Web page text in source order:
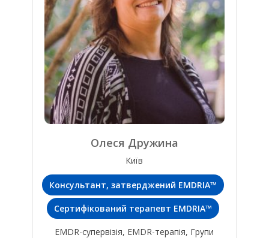
Олеся Дружина
Київ
Консультант, затверджений EMDRIA™
Сертифікований терапевт EMDRIA™
EMDR-супервізія, EMDR-терапія, Групи